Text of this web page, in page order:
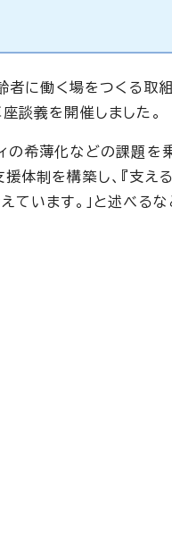
者に働く場をつくる取
談義を開催しました。
の希薄化などの課題を
制を構築し、『支える
います。」と述べるな